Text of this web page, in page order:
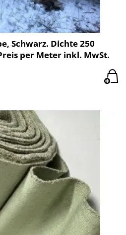
Schwarz. Dichte 250
per Meter inkl. MwSt.